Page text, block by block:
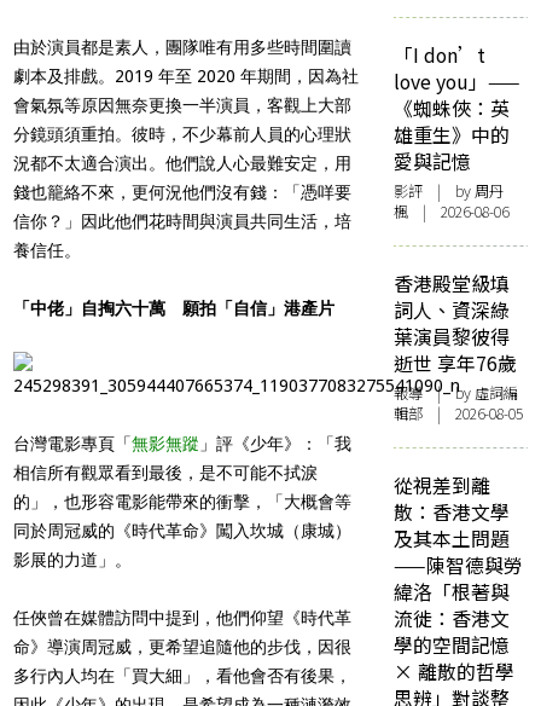
由於演員都是素人，團隊唯有用多些時間圍讀
劇本及排戲。2019 年至 2020 年期間，因為社
會氣氛等原因無奈更換一半演員，客觀上大部
分鏡頭須重拍。彼時，不少幕前人員的心理狀
況都不太適合演出。他們說人心最難安定，用
錢也籠絡不來，更何況他們沒有錢：「憑咩要
信你？」因此他們花時間與演員共同生活，培
養信任。
「中佬」自掏六十萬 願拍「自信」港產片
台灣電影專頁「無影無蹤 」評《少年》：「我
相信所有觀眾看到最後，是不可能不拭淚
的」，也形容電影能帶來的衝擊，「大概會等
同於周冠威的《時代革命》闖入坎城（康城）
影展的力道」。
任俠曾在媒體訪問中提到，他們仰望《時代革
命》導演周冠威，更希望追隨他的步伐，因很
多行內人均在「買大細」，看他會否有後果，
「I don’t
love you」——
《蜘蛛俠：英
雄重生》中的
愛與記憶
影評 | by周丹
楓 | 2026-08-06
香港殿堂級填
詞人、資深綠
葉演員黎彼得
逝世 享年76歲
報導| by 虛詞編
輯部 | 2026-08-05
從視差到離
散：香港文學
及其本土問題
——陳智德與勞
緯洛「根著與
流徙：香港文
學的空間記憶
× 離散的哲學
思辨」對談整